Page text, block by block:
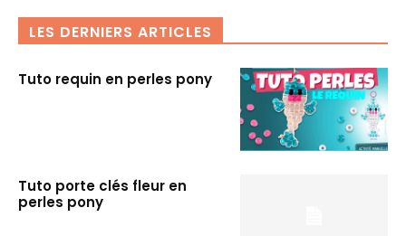
LES DERNIERS ARTICLES
Tuto requin en perles pony
Tuto porte clés fleur en
perles pony